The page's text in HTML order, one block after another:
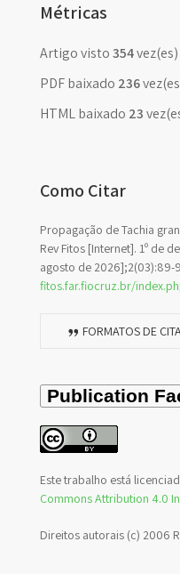
Métricas
Artigo visto354vez(es)
PDF baixado 236
HTML baixado 23
Como Citar
Propagação de Tachia
Rev Fitos [Internet]. 1º de
agosto de 2026];2(03):89-
fitos.far.fiocruz.br/
FORMATOS DE
Este trabalho está
Commons Attribution 4.0
Direitos autorais (c) 2006